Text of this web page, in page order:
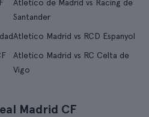
Atletico de Madrid vs Racing de
Santander
Atletico Madrid vs RCD Espanyol
Atletico Madrid vs RC Celta de
Vigo
Madrid CF